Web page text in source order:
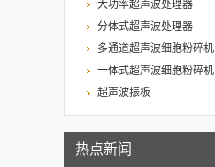
大功率超声波处理器
分体式超声波处理器
多通道超声波细胞粉碎机
一体式超声波细胞粉碎机
超声波振板
热点新闻